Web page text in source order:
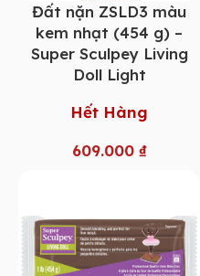
Đất nặn ZSLD3 màu
kem nhạt (454 g) –
Super Sculpey Living
Doll Light
Hết Hàng
609.000 ₫